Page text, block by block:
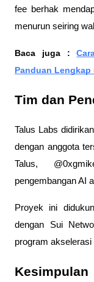
fee berhak
menurun seiring
Baca juga :
Panduan Lengkap
Tim dan
Talus Labs
dengan anggota
Talus,
pengembangan AI
Proyek ini
dengan Sui
program akselerasi
Kesimpulan